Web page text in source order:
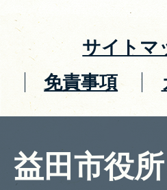
サイトマ
免責事項
益田市役所